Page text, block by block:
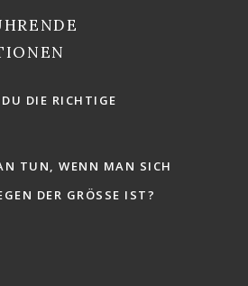
DIE RICHTIGE
TUN, WENN MAN SICH
DER GRÖSSE IST?